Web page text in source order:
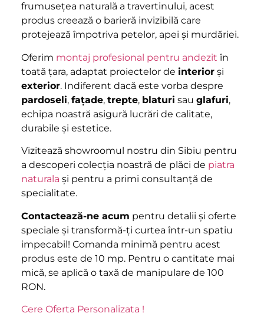
frumusețea naturală a travertinului, acest
produs creează o barieră invizibilă care
protejează împotriva petelor, apei și murdăriei.
Oferim montaj profesional pentru andezit în
toată țara, adaptat proiectelor de interiorși
exterior. Indiferent dacă este vorba despre
pardoseli, fațade, trepte, blaturi sau glafuri,
echipa noastră asigură lucrări de calitate,
durabile și estetice.
Vizitează showroomul nostru din Sibiu pentru
a descoperi colecția noastră de plăci de piatra
naturala și pentru a primi consultanță de
specialitate.
Contactează-ne acum pentru detalii și oferte
speciale și transformă-ți curtea într-un spatiu
impecabil! Comanda minimă pentru acest
produs este de 10 mp. Pentru o cantitate mai
mică, se aplică o taxă de manipulare de 100
RON.
Cere Oferta Personalizata !